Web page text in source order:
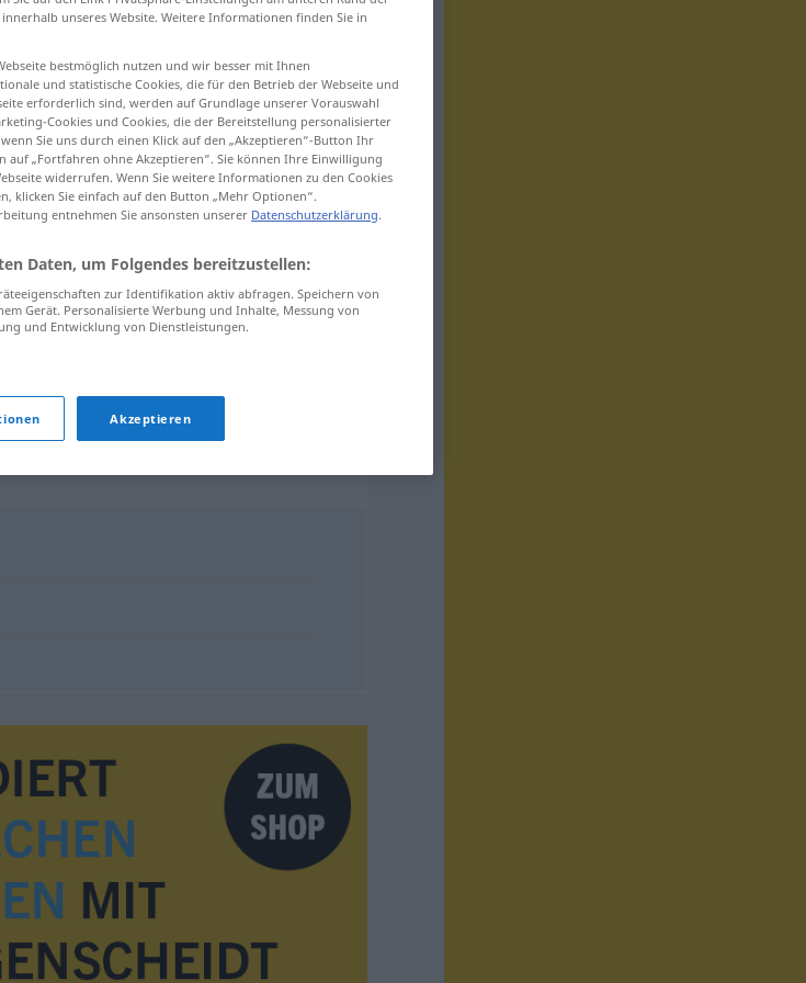
Geschwindigkeit
unseres Website. Weitere Informationen finden Sie in
bestmöglich nutzen und wir besser mit Ihnen
und statistische Cookies, die für den Betrieb der Webseite und
erforderlich sind, werden auf Grundlage unserer Vorauswahl
Cookies und Cookies, die der Bereitstellung personalisierter
Sie uns durch einen Klick auf den „Akzeptieren“-Button Ihr
auf „Fortfahren ohne Akzeptieren“. Sie können Ihre Einwilligung
widerrufen. Wenn Sie weitere Informationen zu den Cookies
klicken Sie einfach auf den Button „Mehr Optionen“.
entnehmen Sie ansonsten unserer Datenschutzerklärung.
Daten, um Folgendes bereitzustellen:
zur Identifikation aktiv abfragen. Speichern von
Gerät. Personalisierte Werbung und Inhalte, Messung von
und Entwicklung von Dienstleistungen.
Akzeptieren